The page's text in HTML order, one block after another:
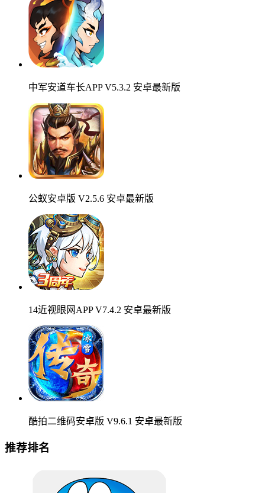
中军安道车长APP V5.3.2 安卓最新版
公蚁安卓版 V2.5.6 安卓最新版
14近视眼网APP V7.4.2 安卓最新版
酷拍二维码安卓版 V9.6.1 安卓最新版
推荐排名